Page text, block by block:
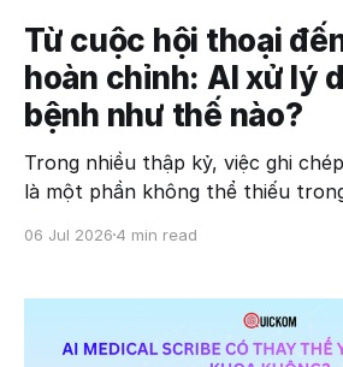
Từ cuộc hội thoại
hoàn chỉnh: AI xử lý
bệnh như thế nào?
Trong nhiều thập kỷ, việc ghi
là một phần không thể thiếu
việc hành chính này đang trở
06 Jul 2026 4 min read